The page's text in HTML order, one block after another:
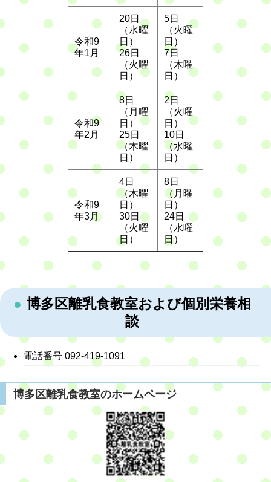
令和9
年1月
20日
（水曜
日）
26日
（火曜
日）
5日
（火曜
日）
7日
（木曜
日）
令和9
年2月
8日
（月曜
日）
25日
（木曜
日）
2日
（火曜
日）
10日
（水曜
日）
令和9
年3月
4日
（木曜
日）
30日
（火曜
日）
8日
（月曜
日）
24日
（水曜
日）
博多区離乳食教室および個別栄養相
談
電話番号 092-419-1091
博多区離乳食教室のホームページ